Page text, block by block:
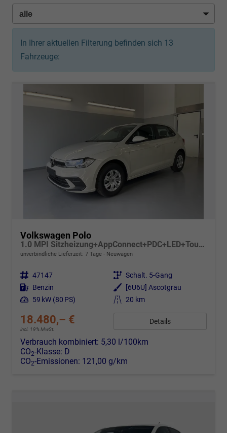
In Ihrer aktuellen Filterung befinden sich 13
Fahrzeuge:
Volkswagen Polo
1.0 MPI Sitzheizung+AppConnect+PDC+LED+Touch+Lichtsensor+MultiLenkrad
unverbindliche Lieferzeit: 7 Tage Neuwagen
Fahrzeugnr. 47147 Getriebe Schalt. 5-Gang
Kraftstoff Benzin Außenfarbe [6U6U] Ascotgrau
Leistung 59 kW (80 PS) Kilometerstand 20 km
18.480,– €
incl. 19% MwSt.
Details
Verbrauch kombiniert: 5,30 l/100km
CO2-Klasse: D
CO2-Emissionen: 121,00 g/km